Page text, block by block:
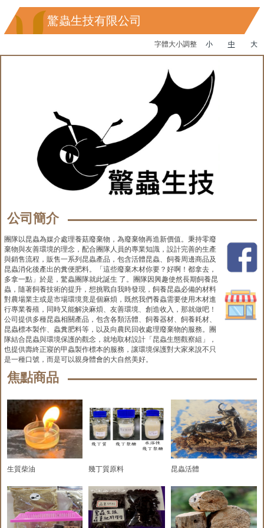
驚蟲生技有限公司
字體大小調整 小 中 大
公司簡介
團隊以昆蟲為媒介處理養菇廢棄物，為廢棄物再造新價值。秉持零廢
棄物與友善環境的理念，配合團隊人員的專業知識，設計完善的生產
與銷售流程，販售一系列昆蟲產品，包含活體昆蟲、飼養周邊商品及
昆蟲消化後產出的糞便肥料。「這些廢棄木材你要？好啊！都拿去，
多拿一點」於是，驚蟲團隊就此誕生 了。團隊因興趣使然長期飼養昆
蟲，隨著飼養技術的提升，想挑戰自我時發現，飼養昆蟲必備的材料
對農場業主或是市場環境竟是個麻煩，既然我們養蟲需要使用木材進
行專業養殖，同時又能解決麻煩、友善環境、創造收入，那就做吧！
公司提供多種昆蟲相關產品，包含各類活體、飼養器材、飼養耗材、
昆蟲標本製作、蟲糞肥料等，以及向農民回收處理廢棄物的服務。團
隊結合昆蟲與環境保護的觀念，就地取材設計「昆蟲生態觀察組」，
也提供壽終正寢的甲蟲製作標本的服務，讓環境保護對大家來說不只
是一種口號，而是可以親身體會的大自然美好。
焦點商品
生質柴油 幾丁質原料 昆蟲活體